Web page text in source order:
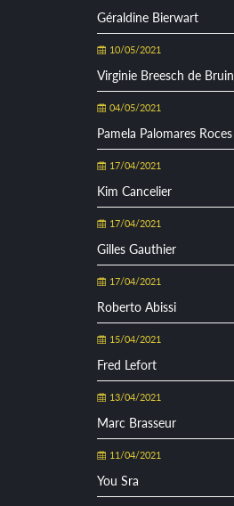
Géraldine Bierwart
10/05/2021
Virginie Breesch de Bruin
04/05/2021
Pamela Palomares Roces
17/04/2021
Kim Cancelier
17/04/2021
Gilles Gauthier
17/04/2021
Roberto Abissi
15/04/2021
Fred Lefort
13/04/2021
Marc Brasseur
11/04/2021
You Sra